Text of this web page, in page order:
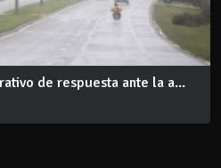
de respuesta ante la a...